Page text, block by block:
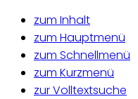
zum Inhalt
zum Hauptmenü
zum Schnellmenü
zum Kurzmenü
zur Volltextsuche